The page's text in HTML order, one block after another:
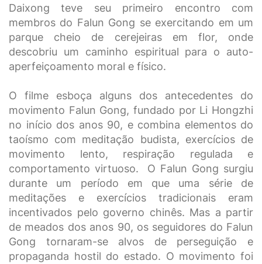
Daixong teve seu primeiro encontro com
membros do Falun Gong se exercitando em um
parque cheio de cerejeiras em flor, onde
descobriu um caminho espiritual para o auto-
aperfeiçoamento moral e físico.
O filme esboça alguns dos antecedentes do
movimento Falun Gong, fundado por Li Hongzhi
no início dos anos 90, e combina elementos do
taoísmo com meditação budista, exercícios de
movimento lento, respiração regulada e
comportamento virtuoso. O Falun Gong surgiu
durante um período em que uma série de
meditações e exercícios tradicionais eram
incentivados pelo governo chinês. Mas a partir
de meados dos anos 90, os seguidores do Falun
Gong tornaram-se alvos de perseguição e
propaganda hostil do estado. O movimento foi